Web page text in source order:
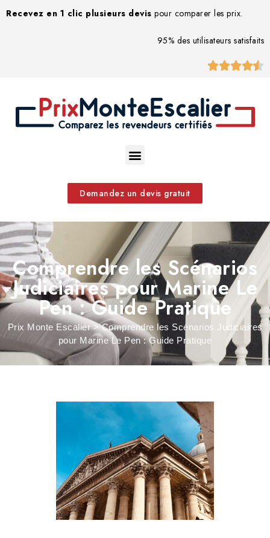
Recevez en 1 clic plusieurs devis pour comparer les prix.
95% des utilisateurs satisfaits

Demandez un devis gratuit
Comprendre les Scénarios
Judiciaires pour Marine Le
Pen : Guide Pratique
Prix Monte Escalier>Comprendre les Scénarios Judiciaires
pour Marine Le Pen : Guide Pratique